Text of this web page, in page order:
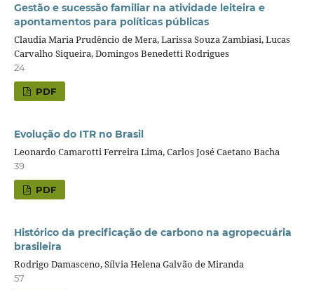
Gestão e sucessão familiar na atividade leiteira e
apontamentos para políticas públicas
Claudia Maria Prudêncio de Mera, Larissa Souza Zambiasi, Lucas
Carvalho Siqueira, Domingos Benedetti Rodrigues
24
PDF
Evolução do ITR no Brasil
Leonardo Camarotti Ferreira Lima, Carlos José Caetano Bacha
39
PDF
Histórico da precificação de carbono na agropecuária
brasileira
Rodrigo Damasceno, Sílvia Helena Galvão de Miranda
57